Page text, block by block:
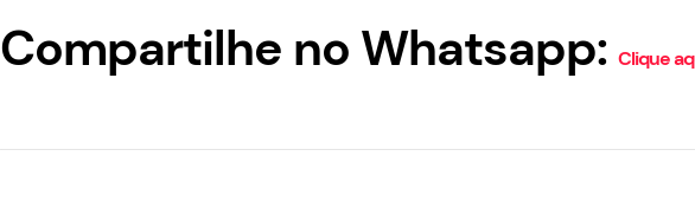
Compartilhe no Whatsapp: Clique